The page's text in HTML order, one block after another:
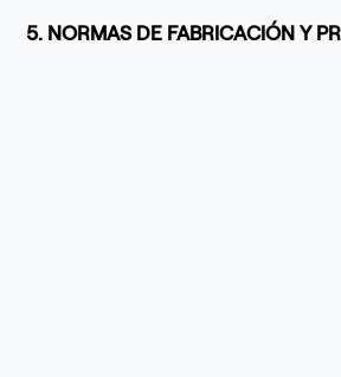
5. NORMAS DE FABRICACIÓN Y